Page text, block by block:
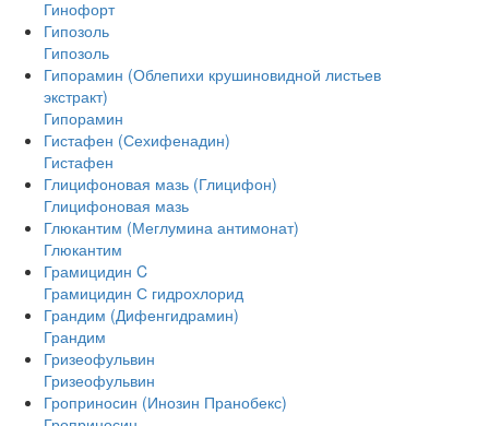
Гинофорт
Гипозоль
Гипозоль
Гипорамин (Облепихи крушиновидной листьев
экстракт)
Гипорамин
Гистафен (Сехифенадин)
Гистафен
Глицифоновая мазь (Глицифон)
Глицифоновая мазь
Глюкантим (Меглумина антимонат)
Глюкантим
Грамицидин C
Грамицидин С гидрохлорид
Грандим (Дифенгидрамин)
Грандим
Гризеофульвин
Гризеофульвин
Гроприносин (Инозин Пранобекс)